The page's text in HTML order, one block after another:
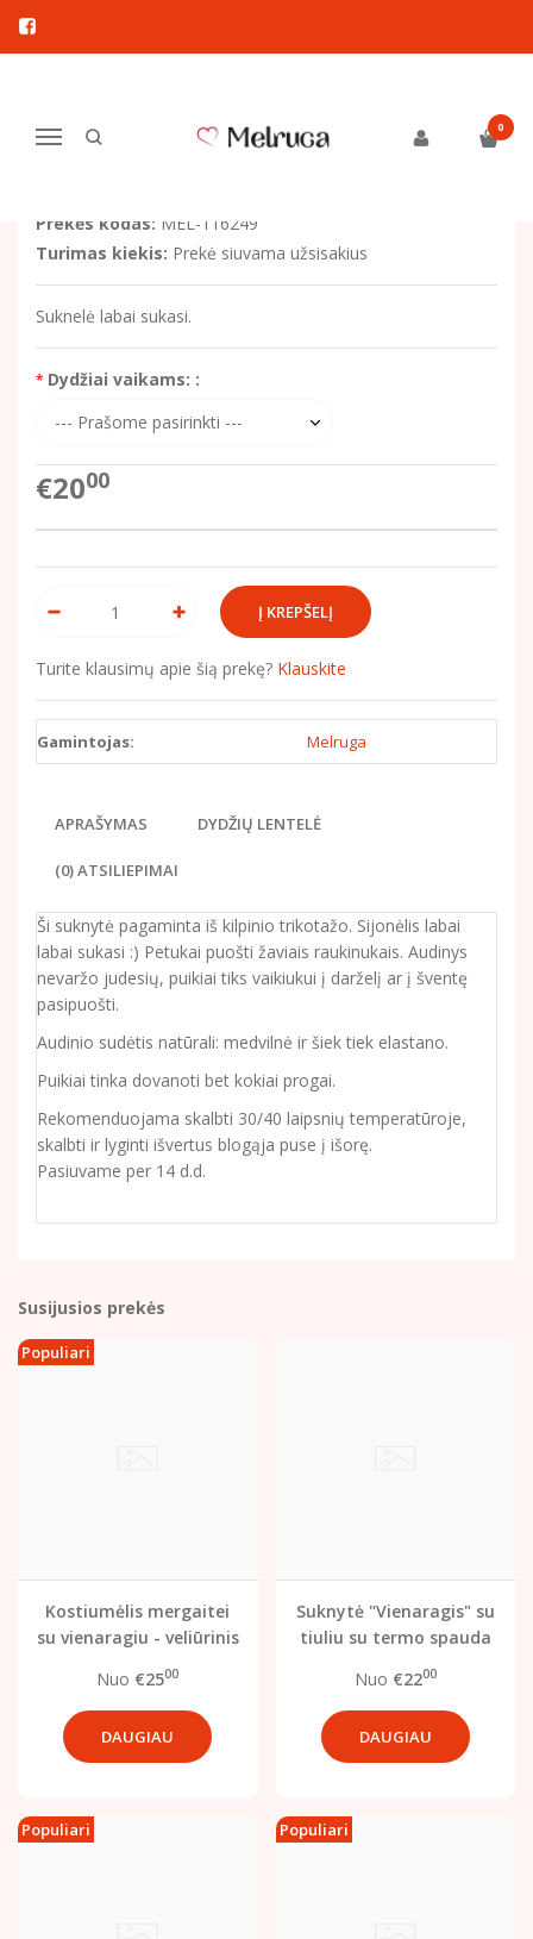
Navigacija
0
Pagrindinis
Suknytė trumparankovė su raukinukais
SUKNYTĖ TRUMPARANKOVĖ SU
RAUKINUKAIS
Prekės kodas: MEL-116249
Turimas kiekis: Prekė siuvama užsisakius
Suknelė labai sukasi.
Dydžiai vaikams: :
€2000
Turite klausimų apie šią prekę? Klauskite
Gamintojas: Melruga
APRAŠYMAS DYDŽIŲ LENTELĖ
(0) ATSILIEPIMAI
Ši suknytė pagaminta iš kilpinio trikotažo. Sijonėlis labai
labai sukasi :) Petukai puošti žaviais raukinukais. Audinys
nevaržo judesių, puikiai tiks vaikiukui į darželį ar į šventę
pasipuošti.
Audinio sudėtis natūrali: medvilnė ir šiek tiek elastano.
Puikiai tinka dovanoti bet kokiai progai.
Rekomenduojama skalbti 30/40 laipsnių temperatūroje,
skalbti ir lyginti išvertus blogąja puse į išorę.
Pasiuvame per 14 d.d.
Susijusios prekės
Populiari
Kostiumėlis mergaitei
su vienaragiu - veliūrinis
Nuo €2500
DAUGIAU
Suknytė "Vienaragis" su
tiuliu su termo spauda
Nuo €2200
DAUGIAU
Populiari Populiari